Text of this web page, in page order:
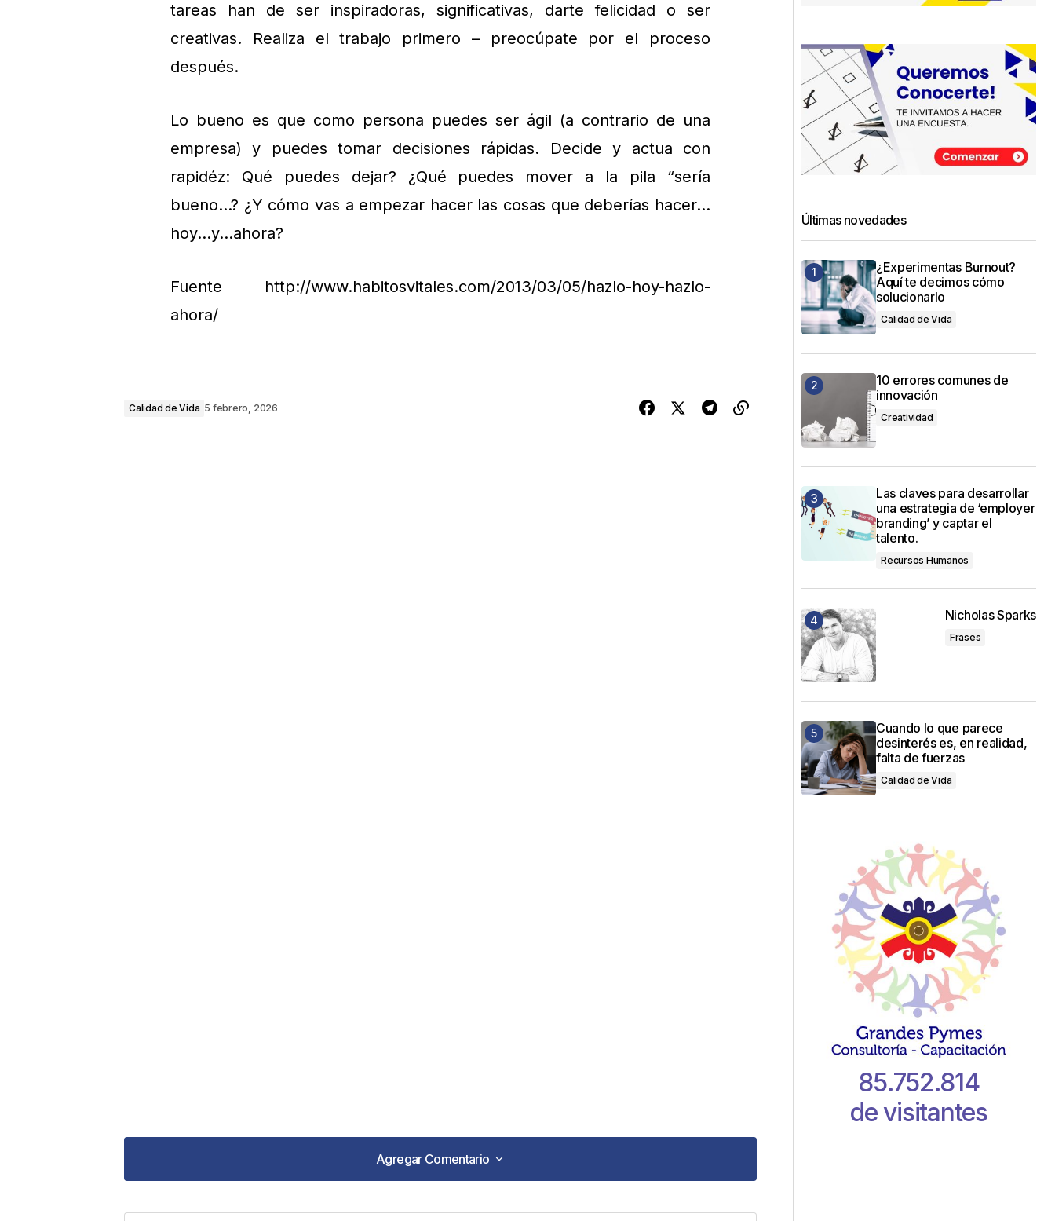
tareas han de ser inspiradoras, significativas, darte felicidad o ser
creativas. Realiza el trabajo primero – preocúpate por el proceso
después.
Lo bueno es que como persona puedes ser ágil (a contrario de una
empresa) y puedes tomar decisiones rápidas. Decide y actua con
rapidéz: Qué puedes dejar? ¿Qué puedes mover a la pila “sería
bueno…? ¿Y cómo vas a empezar hacer las cosas que deberías hacer…
hoy…y…ahora?
Fuente http://www.habitosvitales.com/2013/03/05/hazlo-hoy-hazlo-
ahora/
Calidad de Vida 5 febrero, 2026
Agregar Comentario
Agregar Comentario
Últimas novedades
¿Experimentas Burnout?
Aquí te decimos cómo
solucionarlo
Calidad de Vida
10 errores comunes de
innovación
Creatividad
Las claves para desarrollar
una estrategia de ‘employer
branding’ y captar el
talento.
Recursos Humanos
Nicholas Sparks
Frases
Cuando lo que parece
desinterés es, en realidad,
falta de fuerzas
Calidad de Vida
85.752.814
de visitantes